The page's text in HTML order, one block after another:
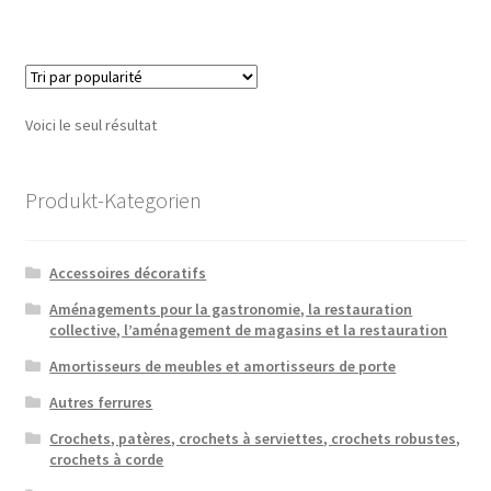
Voici le seul résultat
Produkt-Kategorien
Accessoires décoratifs
Aménagements pour la gastronomie, la restauration
collective, l’aménagement de magasins et la restauration
Amortisseurs de meubles et amortisseurs de porte
Autres ferrures
Crochets, patères, crochets à serviettes, crochets robustes,
crochets à corde